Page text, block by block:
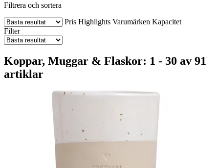
Filtrera och sortera
Pris Highlights Varumärken Kapacitet
Filter
Koppar, Muggar & Flaskor: 1 - 30 av 91
artiklar